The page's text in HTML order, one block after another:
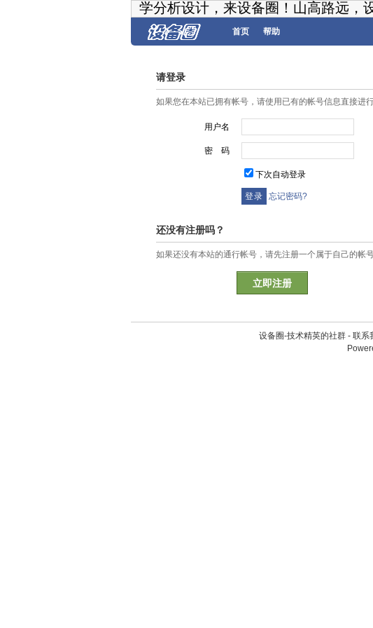
学分析设计，来设备圈！山高路远，
首页 帮助
请登录
如果您在本站已拥有帐号，请使用已有的帐号信息直接进
用户名
密 码
下次自动登录
忘记密码?
还没有注册吗？
如果还没有本站的通行帐号，请先注册一个属于自己的帐号
立即注册
设备圈-技术精英的社群 - 联系